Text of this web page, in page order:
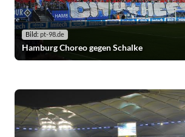
Bild: pt-98.de
Hamburg Choreo gegen Schalke